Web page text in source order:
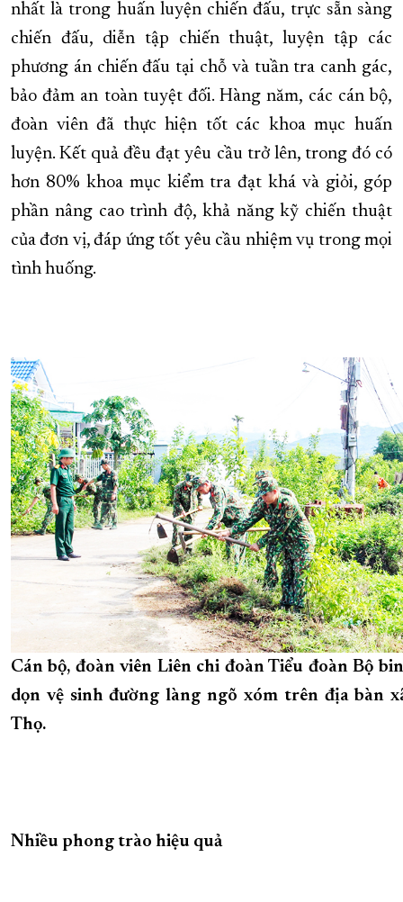
nhất là trong huấn luyện chiến đấu, trực sẵn sàng
chiến đấu, diễn tập chiến thuật, luyện tập các
phương án chiến đấu tại chỗ và tuần tra canh gác,
bảo đảm an toàn tuyệt đối. Hàng năm, các cán bộ,
đoàn viên đã thực hiện tốt các khoa mục huấn
luyện. Kết quả đều đạt yêu cầu trở lên, trong đó có
hơn 80% khoa mục kiểm tra đạt khá và giỏi, góp
phần nâng cao trình độ, khả năng kỹ chiến thuật
của đơn vị, đáp ứng tốt yêu cầu nhiệm vụ trong mọi
tình huống.
Cán bộ, đoàn viên Liên chi đoàn Tiểu đoàn Bộ
dọn vệ sinh đường làng ngõ xóm trên địa bàn
Thọ.
Nhiều phong trào hiệu quả